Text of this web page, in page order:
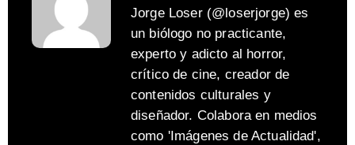
Jorge Loser (@loserjorge) es
un biólogo no practicante,
experto y adicto al horror,
crítico de cine, creador de
contenidos culturales y
diseñador. Colabora en medios
como 'Imágenes de Actualidad',